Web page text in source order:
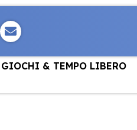
GIOCHI & TEMPO LIBERO